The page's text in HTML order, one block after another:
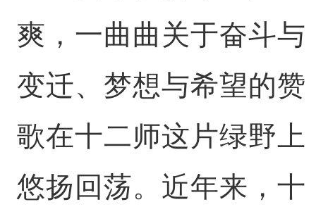
爽，一曲曲关于奋斗与
变迁、梦想与希望的赞
歌在十二师这片绿野上
悠扬回荡。近年来，十